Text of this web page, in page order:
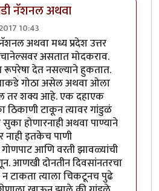
नॅशनल अथवा
10:43
अथवा मध्य प्रदेश उत्तर
चानेल्सवर असतात मोदकराव.
रूपरेषा देत नसल्याने हुकतात.
गोठा असेल अथवा ओला
तर शक्य आहे. एक दहाएक
टाकून त्यावर गांडुळं
होणारनाही अथवा पाण्याने
इतकेच पाणी
आणि वरती झावळ्यांची
आणखी दोनतीन दिवसांनतरचा
न टाकता त्याला चिकटूनच पुढे